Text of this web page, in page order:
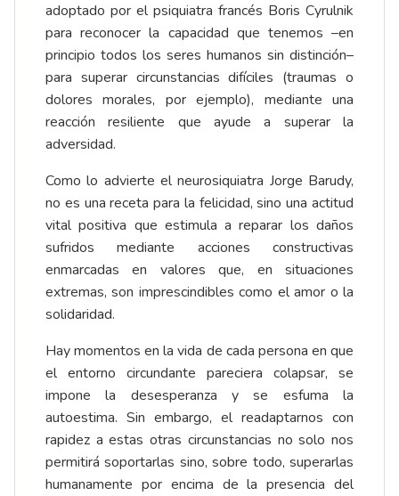
adoptado por el psiquiatra francés Boris Cyrulnik
para reconocer la capacidad que tenemos –en
principio todos los seres humanos sin distinción–
para superar circunstancias difíciles (traumas o
dolores morales, por ejemplo), mediante una
reacción resiliente que ayude a superar la
adversidad.
Como lo advierte el neurosiquiatra Jorge Barudy,
no es una receta para la felicidad, sino una actitud
vital positiva que estimula a reparar los daños
sufridos mediante acciones constructivas
enmarcadas en valores que, en situaciones
extremas, son imprescindibles como el amor o la
solidaridad.
Hay momentos en la vida de cada persona en que
el entorno circundante pareciera colapsar, se
impone la desesperanza y se esfuma la
autoestima. Sin embargo, el readaptarnos con
rapidez a estas otras circunstancias no solo nos
permitirá soportarlas sino, sobre todo, superarlas
humanamente por encima de la presencia del